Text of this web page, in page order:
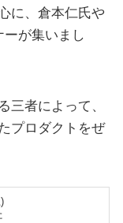
に、倉本仁氏や
が集いまし
三者によって、
プロダクトをぜ